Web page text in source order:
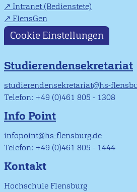
Intranet (Bedienstete)
FlensGen
Cookie Einstellungen
Studierendensekretariat
studierendensekretariat@hs-
Telefon: +49 (0)461 805 - 1308
Info Point
infopoint@hs-flensburg.de
Telefon: +49 (0)461 805 - 1444
Kontakt
Hochschule Flensburg